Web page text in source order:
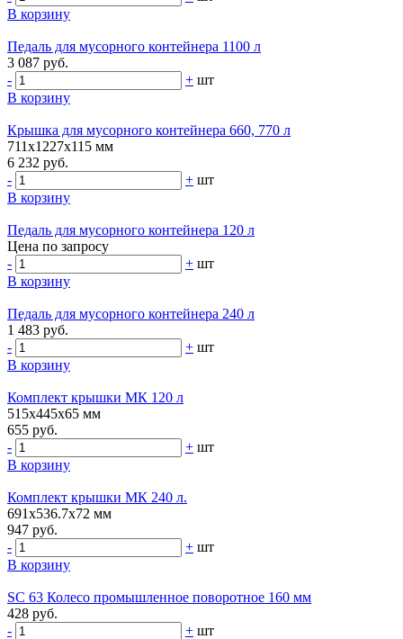
В корзину
Педаль для мусорного контейнера 1100 л
3 087 руб.
-
+ шт
В корзину
Крышка для мусорного контейнера 660, 770 л
711х1227х115 мм
6 232 руб.
-
+ шт
В корзину
Педаль для мусорного контейнера 120 л
Цена по запросу
-
+ шт
В корзину
Педаль для мусорного контейнера 240 л
1 483 руб.
-
+ шт
В корзину
Комплект крышки МК 120 л
515х445х65 мм
655 руб.
-
+ шт
В корзину
Комплект крышки МК 240 л.
691х536.7х72 мм
947 руб.
-
+ шт
В корзину
SC 63 Колесо промышленное поворотное 160 мм
428 руб.
-
+ шт